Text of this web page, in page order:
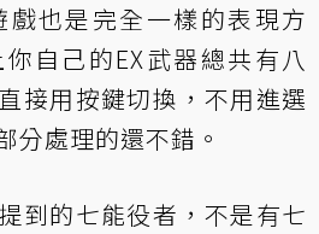
戲也是完全一樣的表現方
自己的EX武器總共有八
接用按鍵切換，不用進選
分處理的還不錯。
到的七能役者，不是有七